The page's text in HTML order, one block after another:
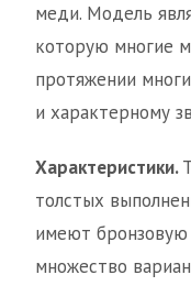
меди. Модель
которую многие
протяжении
и характерному
Характеристики.
толстых
имеют
множество